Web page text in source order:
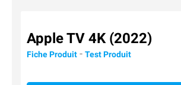
Apple TV 4K (2022)
Fiche Produit - Test Produit